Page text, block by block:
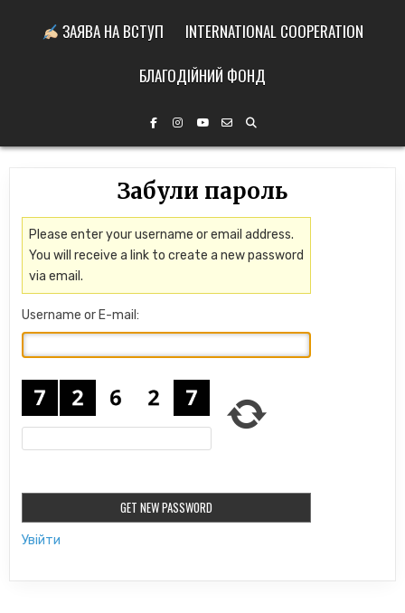
ЗАЯВА НА ВСТУП
INTERNATIONAL COOPERATION
БЛАГОДІЙНИЙ ФОНД
Забули пароль
Please enter your username or email address.
You will receive a link to create a new password
via email.
Username or E-mail:
Увійти